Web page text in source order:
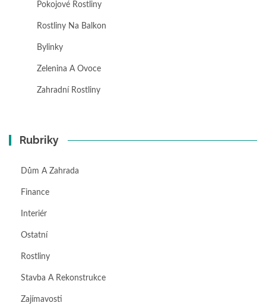
Pokojové Rostliny
Rostliny Na Balkon
Bylinky
Zelenina A Ovoce
Zahradní Rostliny
Rubriky
Dům A Zahrada
Finance
Interiér
Ostatní
Rostliny
Stavba A Rekonstrukce
Zajímavosti